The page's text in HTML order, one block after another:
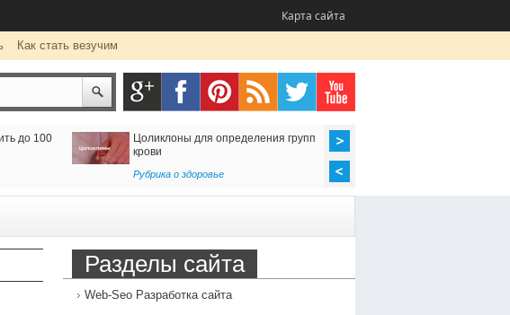
Карта сайта
Как стать везучим
до 100
Цоликлоны для определения групп
крови
Рубрика о здоровье
Разделы сайта
Web-Seo Разработка сайта